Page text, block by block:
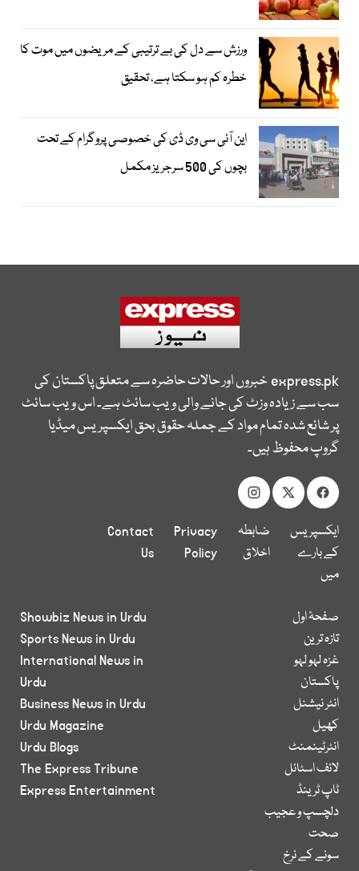
ورزش سے دل کی بے ترتیبی کے مریضوں میں موت کا
خطرہ کم ہو سکتا ہے، تحقیق
این آئی سی وی ڈی کی خصوصی پروگرام کے تحت
بچوں کی 500 سرجریز مکمل
express.pkخبروں اور حالات حاضرہ سے متعلق پاکستان کی
سب سے زیادہ وزٹ کی جانے والی ویب سائٹ ہے۔ اس ویب سائٹ
پر شائع شدہ تمام مواد کے جملہ حقوق بحق ایکسپریس میڈیا
گروپ محفوظ ہیں۔
ایکسپریس
کے بارے
میں
ضابطہ
اخلاق
Privacy
Policy
Contact
Us
صفحۂ اول
تازہ ترین
غزہ لہو لہو
پاکستان
انٹر نیشنل
کھیل
انٹرٹینمنٹ
لائف اسٹائل
ٹاپ ٹرینڈ
دلچسپ و عجیب
صحت
سونے کے نرخ
Showbiz News in Urdu
Sports News in Urdu
International News in
Urdu
Business News in Urdu
Urdu Magazine
Urdu Blogs
The Express Tribune
Express Entertainment